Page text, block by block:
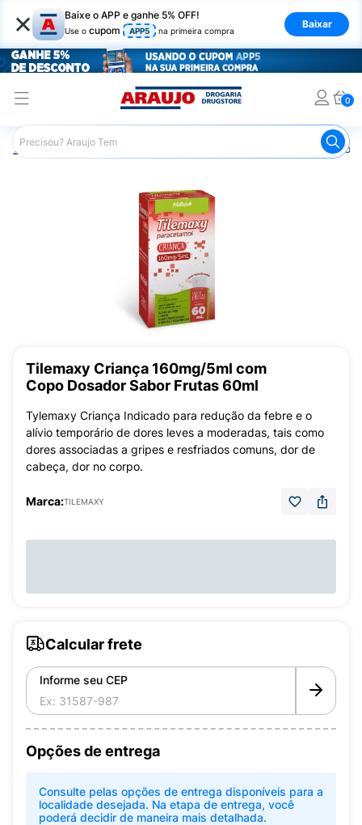
× Baixe o APP e ganhe 5% OFF!
Use o cupom APP5 na primeira compra
Baixar
0
Araujo Medicamentos Remédio
Tilemaxy Criança 160mg/5ml com
Copo Dosador Sabor Frutas 60ml
Tylemaxy Criança Indicado para redução da febre e o
alívio temporário de dores leves a moderadas, tais como
dores associadas a gripes e resfriados comuns, dor de
cabeça, dor no corpo.
Marca:TILEMAXY
Calcular frete
Informe seu CEP
Opções de entrega
Consulte pelas opções de entrega disponíveis para a
localidade desejada. Na etapa de entrega, você
poderá decidir de maneira mais detalhada.